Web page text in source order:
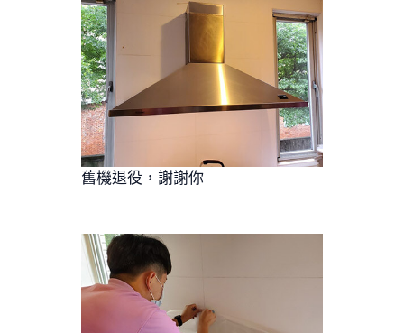
舊機退役，謝謝你